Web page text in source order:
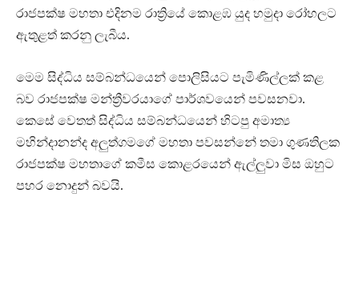
රාජපක්ෂ මහතා එදිනම රාත්‍රියේ කොළඹ යුද හමුදා රෝහලට
ඇතුළත් කරනු ලැබීය.
මෙම සිද්ධිය සම්බන්ධයෙන් පොලිසියට පැමිණිල්ලක් කළ
බව රාජපක්ෂ මන්ත්‍රීවරයාගේ පාර්ශවයෙන් පවසනවා.
කෙසේ වෙතත් සිද්ධිය සම්බන්ධයෙන් හිටපු අමාත්‍ය
මහින්දානන්ද අලුත්ගමගේ මහතා පවසන්නේ තමා ගුණතිලක
රාජපක්ෂ මහතාගේ කමීස කොළරයෙන් ඇල්ලුවා මිස ඔහුට
පහර නොදුන් බවයි.